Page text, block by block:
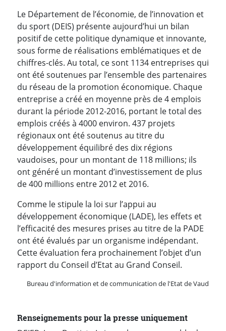
Le Département de l’économie, de l’innovation et
du sport (DEIS) présente aujourd’hui un bilan
positif de cette politique dynamique et innovante,
sous forme de réalisations emblématiques et de
chiffres-clés. Au total, ce sont 1134 entreprises qui
ont été soutenues par l’ensemble des partenaires
du réseau de la promotion économique. Chaque
entreprise a créé en moyenne près de 4 emplois
durant la période 2012-2016, portant le total des
emplois créés à 4000 environ. 437 projets
régionaux ont été soutenus au titre du
développement équilibré des dix régions
vaudoises, pour un montant de 118 millions; ils
ont généré un montant d’investissement de plus
de 400 millions entre 2012 et 2016.
Comme le stipule la loi sur l’appui au
développement économique (LADE), les effets et
l’efficacité des mesures prises au titre de la PADE
ont été évalués par un organisme indépendant.
Cette évaluation fera prochainement l’objet d’un
rapport du Conseil d’Etat au Grand Conseil.
Bureau d'information et de communication de l'Etat de Vaud
Renseignements pour la presse uniquement